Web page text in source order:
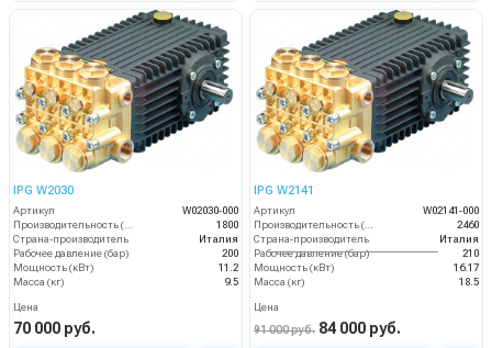
IPG W2030
Артикул
W02030-000
1800
Страна-производитель
Италия
Рабочее давление (бар)
200
Мощность (кВт)
11.2
Масса (кг)
9.5
Цена
70 000 руб.
IPG W2141
Артикул
W02141-000
2460
Страна-производитель
Италия
Рабочее давление (бар)
210
Мощность (кВт)
16.17
Масса (кг)
18.5
Цена
91 000 руб. 84 000 руб.